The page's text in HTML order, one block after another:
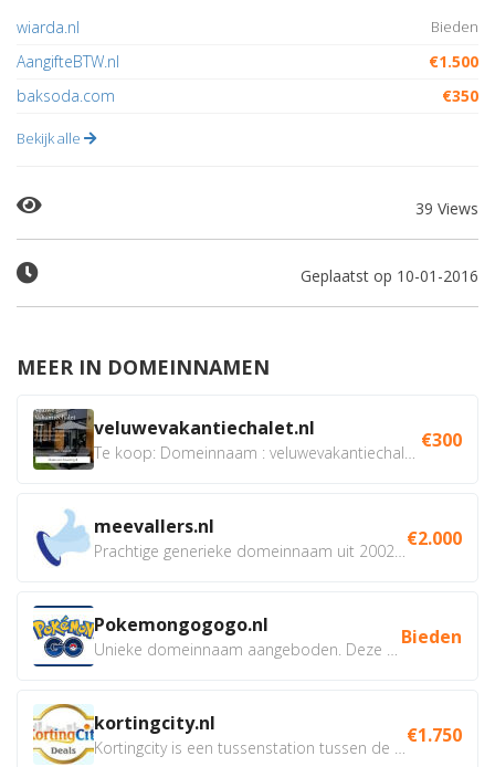
wiarda.nl
Bieden
AangifteBTW.nl
€1.500
baksoda.com
€350
Bekijk alle
39 Views
Geplaatst op 10-01-2016
MEER IN DOMEINNAMEN
veluwevakantiechalet.nl €300
meevallers.nl €2.000
Pokemongogogo.nl Bieden
kortingcity.nl €1.750